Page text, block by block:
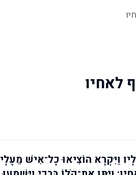
לאחיו
וַיִּקְרָא הוֹצִיאוּ כָל־אִישׁ מֵעָלָי